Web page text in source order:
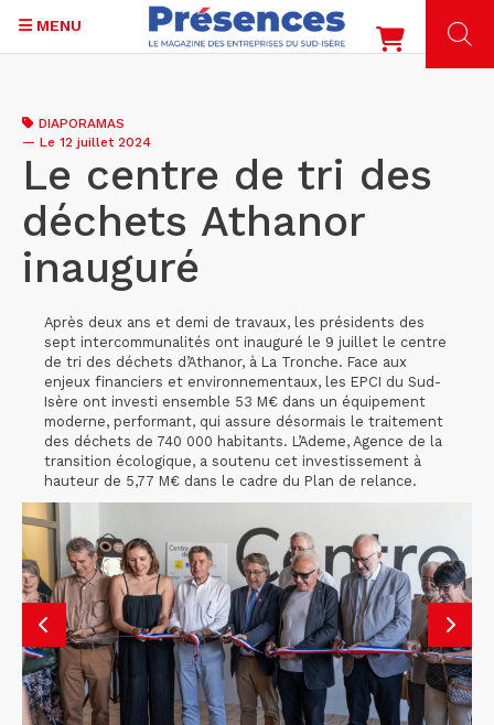
contenu
principal
MENU
DIAPORAMAS
— Le 12 juillet 2024
Le centre de tri des
déchets Athanor
inauguré
Après deux ans et demi de travaux, les présidents des
sept intercommunalités ont inauguré le 9 juillet le centre
de tri des déchets d’Athanor, à La Tronche. Face aux
enjeux financiers et environnementaux, les EPCI du Sud-
Isère ont investi ensemble 53 M€ dans un équipement
moderne, performant, qui assure désormais le traitement
des déchets de 740 000 habitants. L’Ademe, Agence de la
transition écologique, a soutenu cet investissement à
hauteur de 5,77 M€ dans le cadre du Plan de relance.